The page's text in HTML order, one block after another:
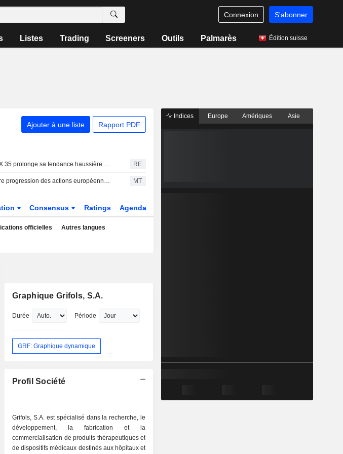
Connexion S'abonner
Listes Trading Screeners Outils Palmarès Édition suisse
Ajouter à une liste Rapport PDF
L'IBEX 35 prolonge sa tendance haussière dans l'espoir d'un accord entre les États-Unis et l'Iran RE
Légère progression des actions européennes cotées aux États-Unis sous forme d'ADR lors de la séance de mercredi MT
Consensus Ratings Agenda
officielles Autres langues
Graphique Grifols, S.A.
Durée Période
GRF: Graphique dynamique
Profil Société
Grifols, S.A. est spécialisé dans la recherche, le
développement, la fabrication et la
commercialisation de produits thérapeutiques et
de dispositifs médicaux destinés aux hôpitaux et
Indices Europe Amériques Asie